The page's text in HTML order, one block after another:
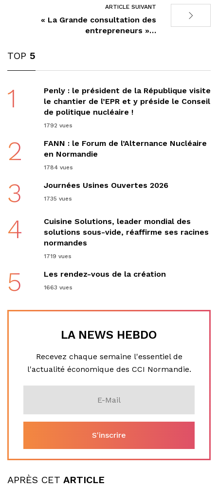
ARTICLE SUIVANT
« La Grande consultation des
entrepreneurs »…
TOP 5
1
Penly : le président de la République visite
le chantier de l’EPR et y préside le Conseil
de politique nucléaire !
1792 vues
2
FANN : le Forum de l’Alternance Nucléaire
en Normandie
1784 vues
3 Journées Usines Ouvertes 2026
1735 vues
4
Cuisine Solutions, leader mondial des
solutions sous-vide, réaffirme ses racines
normandes
1719 vues
5 Les rendez-vous de la création
1663 vues
LA NEWS HEBDO
Recevez chaque semaine l'essentiel de
l'actualité économique des CCI Normandie.
APRÈS CET ARTICLE